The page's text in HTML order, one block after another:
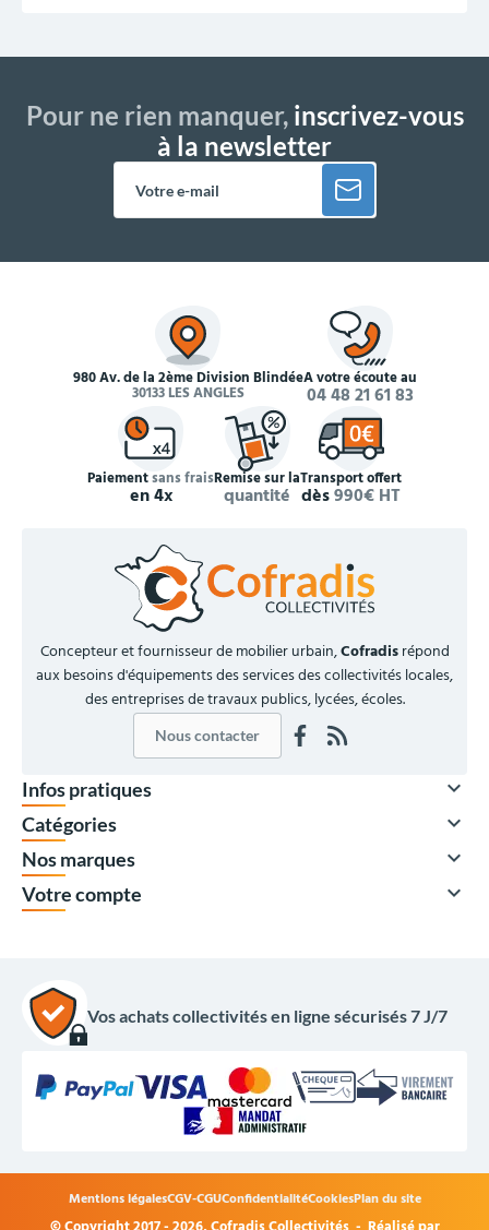
340,00 €HT
Coloris guirlande :
Pour ne rien manquer,inscrivez-vous
à la newsletter
980 Av. de la 2ème Division Blindée
30133 LES ANGLES
À votre écoute au
04 48 21 61 83
Paiementsans frais
en 4x
Remise sur la
quantité
Transport offert
dès990€ HT
Concepteur et fournisseur de mobilier urbain,Cofradisrépond
aux besoins d'équipements des services des collectivités locales,
des entreprises de travaux publics, lycées, écoles.
Nous contacter
Infos pratiques 
Catégories 
Nos marques 
Votre compte 
Vos achats collectivités en ligne sécurisés 7 J/7
Mentions légalesCGV-CGUConfidentialitéCookiesPlan du site